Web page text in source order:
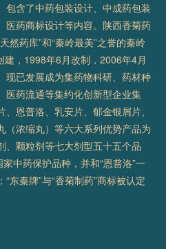
包含了中药包装设计、中成药包装
医药商标设计等内容。陕西香菊药
然药库”和“秦岭最美”之誉的秦岭
，1998年6月改制，2006年4月
现已发展成为集药物科研、药材种
医药流通等集约化创新型企业集
恩普洛、乳安片、郁金银屑片、
（浓缩丸）等六大系列优势产品为
、颗粒剂等七大剂型五十五个品
中药保护品种，并和“恩普洛”一
东秦牌”与“香菊制药”商标被认定